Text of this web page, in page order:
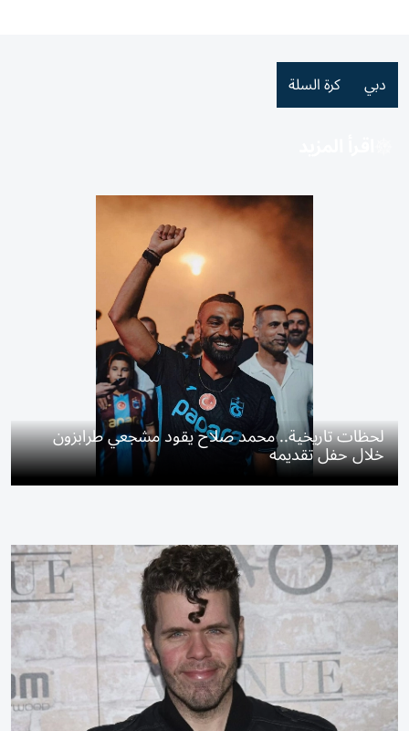
دبي كرة السلة
لحظات تاريخية.. محمد صلاح يقود مشجعي طرابزون
خلال حفل تقديمه